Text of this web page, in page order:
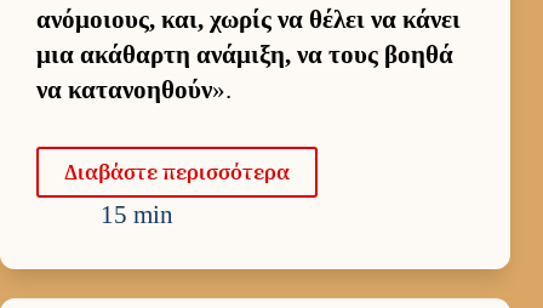
ανόμοιους, και, χωρίς να θέλει να κάνει
μια ακάθαρτη ανάμιξη, να τους βοηθά
να κατανοη­θούν».
Δια­βάστε περισ­σότερα
15 min